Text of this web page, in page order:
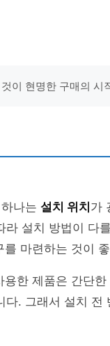
이 현명한 구매의 시
나는 설치 위치 가
설치 방법이 다
마련하는 것이
한 제품은 간단
. 그래서 설치 전